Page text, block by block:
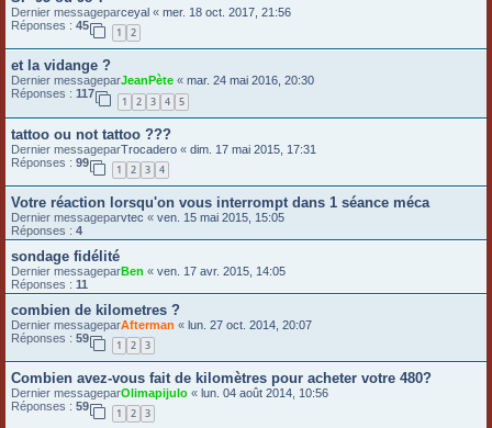
Dernier messageparceyal « mer. 18 oct. 2017, 21:56
Réponses : 45
1 2
et la vidange ?
Dernier messageparJeanPète « mar. 24 mai 2016, 20:30
Réponses : 117
1 2 3 4 5
tattoo ou not tattoo ???
Dernier messageparTrocadero « dim. 17 mai 2015, 17:31
Réponses : 99
1 2 3 4
Votre réaction lorsqu'on vous interrompt dans 1 séance méca
Dernier messageparvtec « ven. 15 mai 2015, 15:05
Réponses : 4
sondage fidélité
Dernier messageparBen « ven. 17 avr. 2015, 14:05
Réponses : 11
combien de kilometres ?
Dernier messageparAfterman « lun. 27 oct. 2014, 20:07
Réponses : 59
1 2 3
Combien avez-vous fait de kilomètres pour acheter votre 480?
Dernier messageparOlimapijulo « lun. 04 août 2014, 10:56
Réponses : 59
1 2 3